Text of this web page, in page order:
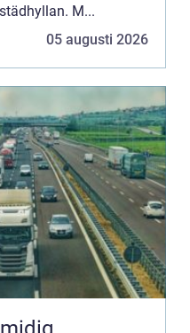
M...
05 augusti 2026